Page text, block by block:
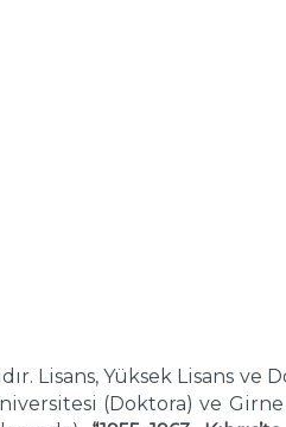
Lisans, Yüksek Lisans ve
(Doktora) ve